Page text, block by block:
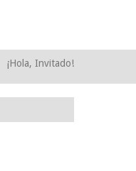
¡Hola, Invitado!